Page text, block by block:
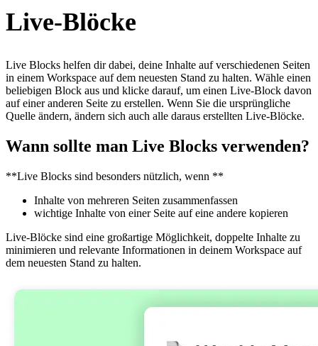
Live-Blöcke
Live Blocks helfen dir dabei, deine Inhalte auf verschiedenen Seiten
in einem Workspace auf dem neuesten Stand zu halten. Wähle einen
beliebigen Block aus und klicke darauf, um einen Live-Block davon
auf einer anderen Seite zu erstellen. Wenn Sie die ursprüngliche
Quelle ändern, ändern sich auch alle daraus erstellten Live-Blöcke.
Wann sollte man Live Blocks verwenden?
**Live Blocks sind besonders nützlich, wenn **
Inhalte von mehreren Seiten zusammenfassen
wichtige Inhalte von einer Seite auf eine andere kopieren
Live-Blöcke sind eine großartige Möglichkeit, doppelte Inhalte zu
minimieren und relevante Informationen in deinem Workspace auf
dem neuesten Stand zu halten.